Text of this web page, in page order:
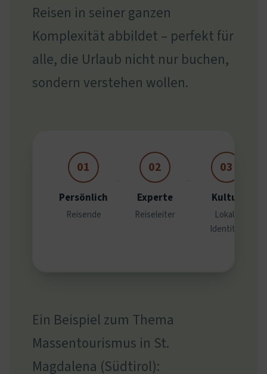
Reisen in seiner ganzen
Komplexität abbildet – perfekt für
alle, die Urlaub nicht nur buchen,
sondern verstehen wollen.
01
Persönlich
Reisende
02
Experte
Reiseleiter
03
Kultur
Lokale
Identität
Ein Beispiel zum Thema
Massentourismus in St.
Magdalena (Südtirol):